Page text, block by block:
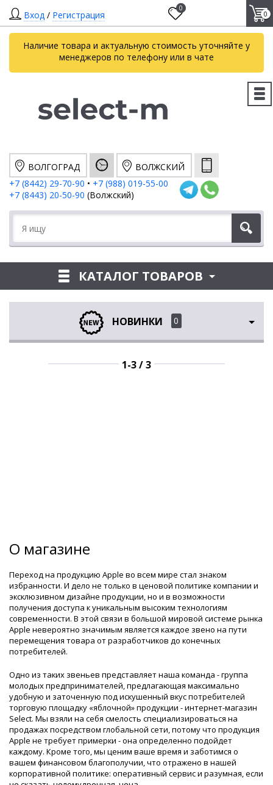
Вход / Регистрация
0
0
Наличие товара и актуальную стоимость уточняйте у
менеджеров по телефону или в чате
ВОЛГОГРАД
ВОЛЖСКИЙ
+7 (8442) 29-70-90 • +7 (988) 019-55-00
+7 (8443) 20-50-90 (Волжский)
КАТАЛОГ ТОВАРОВ
НОВИНКИ 0
1-3 / 3
О магазине
Переход на продукцию Apple во всем мире стал знаком
избранности. И дело не только в ценовой политике компании и
эксклюзивном дизайне продукции, но и в возможности
получения доступа к уникальным высоким технологиям
современности. В этой связи в большой мировой системе рынка
Apple невероятно значимым является каждое звено на пути
перемещения товара от разработчиков до конечных
потребителей.
Одно из таких звеньев представляет наша команда - группа
молодых предпринимателей, предлагающая максимально
удобную и заточенную под искушенный вкус потребителей
торговую площадку «яблочной» продукции - интернет-магазин
Select. Мы взяли на себя смелость специализироваться на
продажах посредством глобальной сети, потому что продукция
Apple не требует примерки - она определенно подойдет
каждому. Кроме того, мы ценим ваше время и заботимся о
вашем финансовом благополучии, что отражено в нашей
корпоративной политике: оперативный сервис и разумная, если